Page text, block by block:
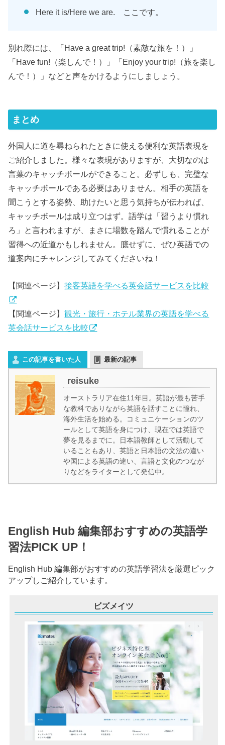
Here it is/Here we are. ここです。
別れ際には、「Have a great trip!（素敵な旅を！）」
「Have fun!（楽しんで！）」「Enjoy your trip!（旅を楽し
んで！）」などと声をかけるようにしましょう。
まとめ
外国人に道を尋ねられたときに使える便利な英語表現を
ご紹介しました。様々な表現がありますが、大切なのは
言葉のキャッチボールができること。必ずしも、完璧な
キャッチボールである必要はありません。相手の英語を
聞こうとする姿勢、助けたいと思う気持ちが伝われば、
キャッチボールは成り立つはず。語学は「習うより慣れ
ろ」と言われますが、まさに場数を踏んで慣れることが
習得への近道かもしれません。臆せずに、ぜひ英語での
道案内にチャレンジしてみてくださいね！
【関連ページ】接客英語を学べる英会話サービスを比較
【関連ページ】観光・旅行・ホテル業界の英語を学べる
英会話サービスを比較
この記事を書いた人 最新の記事
reisuke
オーストラリア在住11年目。英語が最も苦手
な教科でありながら英語を話すことに憧れ、
海外生活を始める。コミュニケーションのツ
ールとして英語を身につけ、現在では英語で
夢を見るまでに。日本語教師として活動して
いることもあり、英語と日本語の文法の違い
や国による英語の違い、言語と文化のつなが
りなどをライターとして発信中。
English Hub 編集部おすすめの英語学
習法PICK UP！
English Hub 編集部がおすすめの英語学習法を厳選ピック
アップしご紹介しています。
ビズメイツ